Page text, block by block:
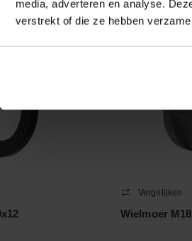
media, adverteren en analyse.
verstrekt of die ze hebben
Vergelijken
Wielmoer